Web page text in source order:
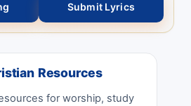
Submit Lyrics
Resources
for worship, study